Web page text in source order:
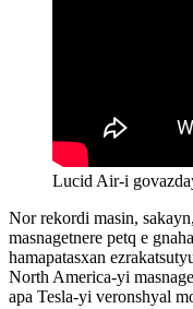
Lucid Air-i
Nor rekordi masin,
masnagetnere petq e
hamapatasxan
North America-yi
apa Tesla-yi veronshyal